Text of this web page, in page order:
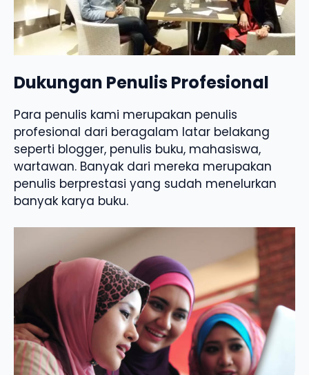
Dukungan Penulis Profesional
Para penulis kami merupakan penulis
profesional dari beragalam latar belakang
seperti blogger, penulis buku, mahasiswa,
wartawan. Banyak dari mereka merupakan
penulis berprestasi yang sudah menelurkan
banyak karya buku.